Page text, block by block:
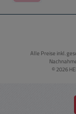
Alle Preise inkl.
© 2026